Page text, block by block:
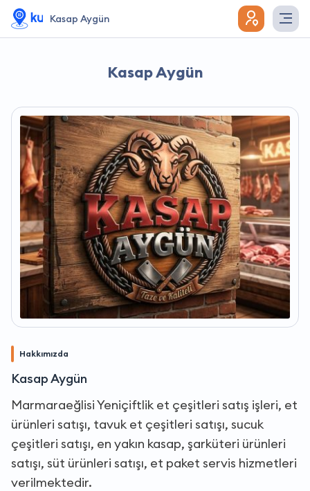
Kasap Aygün
Kasap Aygün
Hakkımızda
Kasap Aygün
Marmaraeğlisi Yeniçiftlik et çeşitleri satış işleri, et
ürünleri satışı, tavuk et çeşitleri satışı, sucuk
çeşitleri satışı, en yakın kasap, şarküteri ürünleri
satışı, süt ürünleri satışı, et paket servis hizmetleri
verilmektedir.